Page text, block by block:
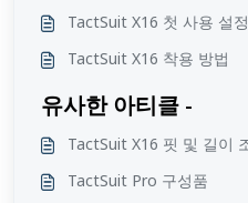
TactSuit X16 첫 사용 설정
TactSuit X16 착용 방법
유사한 아티클 -
TactSuit X16 핏 및 길이
TactSuit Pro 구성품